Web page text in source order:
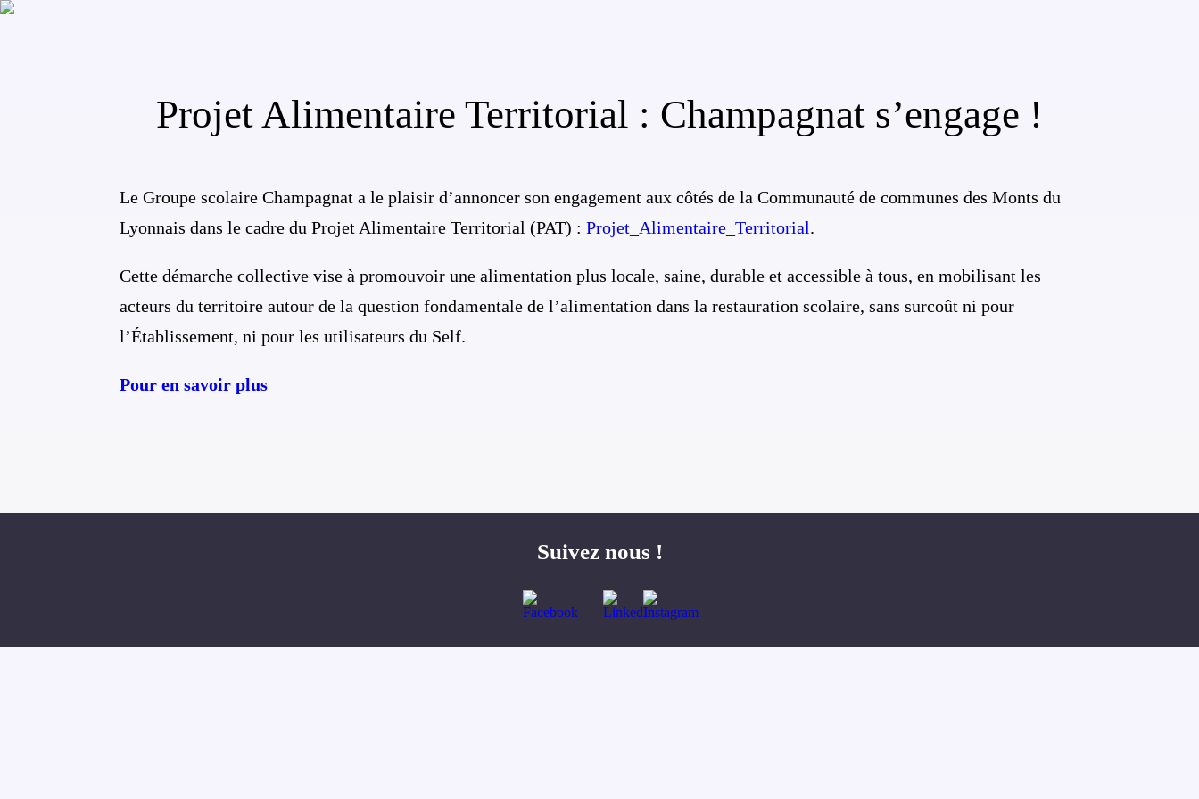
Projet Alimentaire Territorial : Champagnat s’engage !
Le Groupe scolaire Champagnat a le plaisir d’annoncer son engagement aux côtés de la Communauté de communes des Monts du
Lyonnais dans le cadre du Projet Alimentaire Territorial (PAT) :Projet_Alimentaire_Territorial.
Cette démarche collective vise à promouvoir une alimentation plus locale, saine, durable et accessible à tous, en mobilisant les
acteurs du territoire autour de la question fondamentale de l’alimentation dans la restauration scolaire, sans surcoût ni pour
l’Établissement, ni pour les utilisateurs du Self.
Pour en savoir plus
Suivez nous !